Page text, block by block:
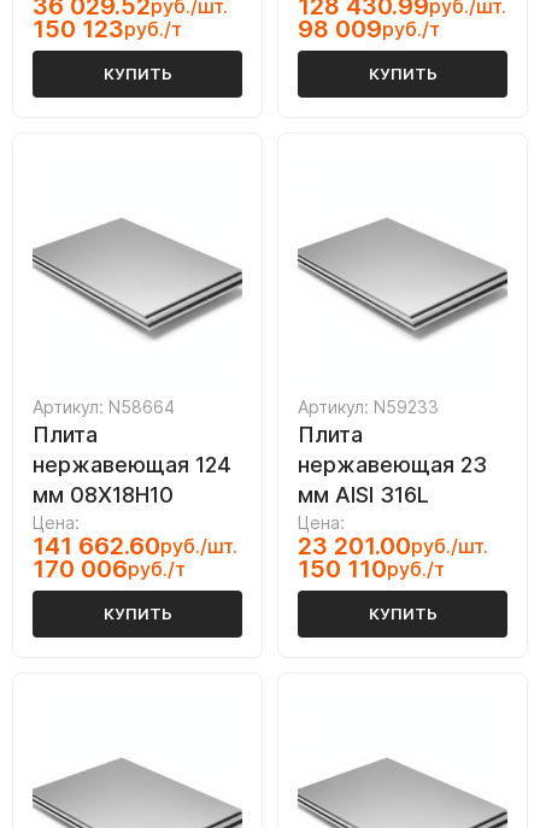
36 029.52руб./шт.
150 123руб./т
КУПИТЬ
128 430.99руб./шт.
98 009руб./т
КУПИТЬ
Артикул: N58664
Плита
нержавеющая 124
мм 08Х18Н10
Цена:
141 662.60руб./шт.
170 006руб./т
КУПИТЬ
Артикул: N59233
Плита
нержавеющая 23
мм AISI 316L
Цена:
23 201.00руб./шт.
150 110руб./т
КУПИТЬ